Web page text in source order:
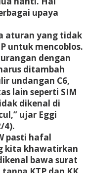
upaya
aturan yang tidak
untuk mencoblos.
dengan
ditambah
undangan C6,
lain seperti SIM
dikenal di
ujar Eggi
4).
pasti hafal
kita khawatirkan
bawa surat